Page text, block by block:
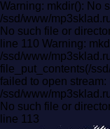
Warning: mkdir(): No
/ssd/www/
No such file or
line 110 Warning:
/ssd/www/
file_put_contents(/
failed to open
/ssd/www/
No such file or
line 113